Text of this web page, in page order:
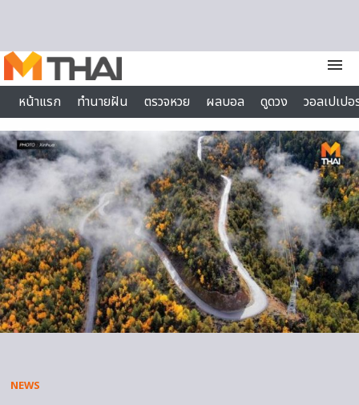
menu
หน้าแรก
ทำนายฝัน ตรวจหวย ผลบอล ดูดวง
วอลเปเป
ไลฟ์สไตล์
NEWS